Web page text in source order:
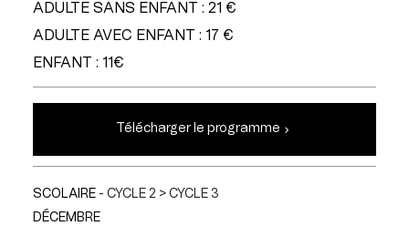
ADULTE SANS ENFANT : 21 €
ADULTE AVEC ENFANT : 17 €
ENFANT : 11€
Télécharger le programme
SCOLAIRE - CYCLE 2 > CYCLE 3
DÉCEMBRE